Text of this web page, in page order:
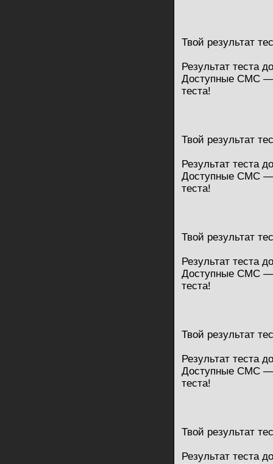
Твой результат
Результат теста
Доступные СМС —
теста!
Твой результат
Результат теста
Доступные СМС —
теста!
Твой результат
Результат теста
Доступные СМС —
теста!
Твой результат
Результат теста
Доступные СМС —
теста!
Твой результат
Результат теста